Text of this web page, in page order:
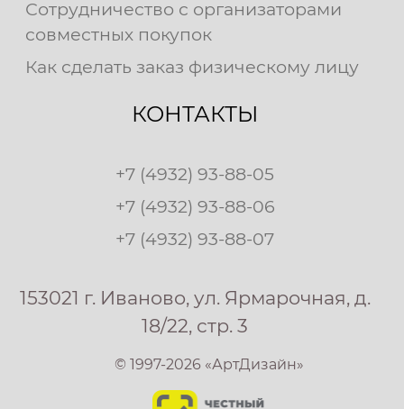
Сотрудничество с организаторами
совместных покупок
Как сделать заказ физическому лицу
КОНТАКТЫ
+7 (4932) 93-88-05
+7 (4932) 93-88-06
+7 (4932) 93-88-07
153021 г. Иваново, ул. Ярмарочная, д.
18/22, стр. 3
© 1997-2026 «АртДизайн»